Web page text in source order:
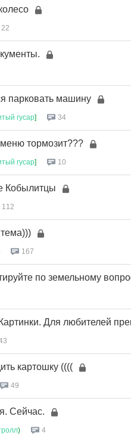
22
парковать машину
гусар] 34
тормозит???
гусар] 10
Кобылитцы
112
167
по земельному
Для любителей
картошку ((((
49
Сейчас.
) 4